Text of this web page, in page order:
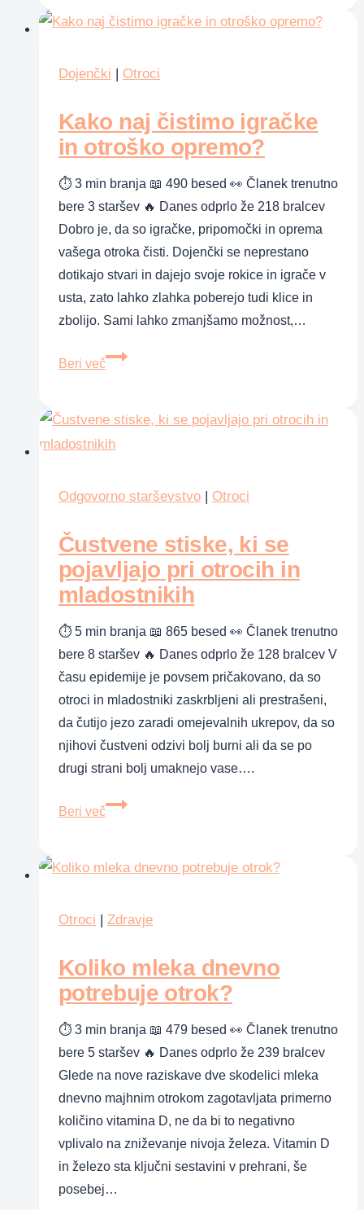
če
pustite,
pade
in
strga
hlače
Dojenčki | Otroci
Kako naj čistimo igračke
in otroško opremo?
⏱ 3 min branja 📖 490 besed 👀 Članek trenutno
bere 3 staršev 🔥 Danes odprlo že 218 bralcev
Dobro je, da so igračke, pripomočki in oprema
vašega otroka čisti. Dojenčki se neprestano
dotikajo stvari in dajejo svoje rokice in igrače v
usta, zato lahko zlahka poberejo tudi klice in
zbolijo. Sami lahko zmanjšamo možnost,…
Beri več
Kako
igračke
in
opremo?
Odgovorno starševstvo | Otroci
Čustvene stiske, ki se
pojavljajo pri otrocih in
mladostnikih
⏱ 5 min branja 📖 865 besed 👀 Članek trenutno
bere 8 staršev 🔥 Danes odprlo že 128 bralcev V
času epidemije je povsem pričakovano, da so
otroci in mladostniki zaskrbljeni ali prestrašeni,
da čutijo jezo zaradi omejevalnih ukrepov, da so
njihovi čustveni odzivi bolj burni ali da se po
drugi strani bolj umaknejo vase….
Beri več
Čustvene
se
pri
in
mladostnikih
Otroci | Zdravje
Koliko mleka dnevno
potrebuje otrok?
⏱ 3 min branja 📖 479 besed 👀 Članek trenutno
bere 5 staršev 🔥 Danes odprlo že 239 bralcev
Glede na nove raziskave dve skodelici mleka
dnevno majhnim otrokom zagotavljata primerno
količino vitamina D, ne da bi to negativno
vplivalo na zniževanje nivoja železa. Vitamin D
in železo sta ključni sestavini v prehrani, še
posebej…